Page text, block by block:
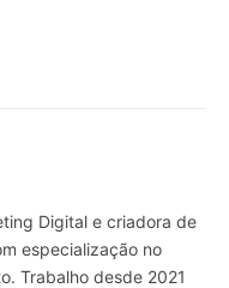
Digital e criadora de
especialização no
Trabalho desde 2021